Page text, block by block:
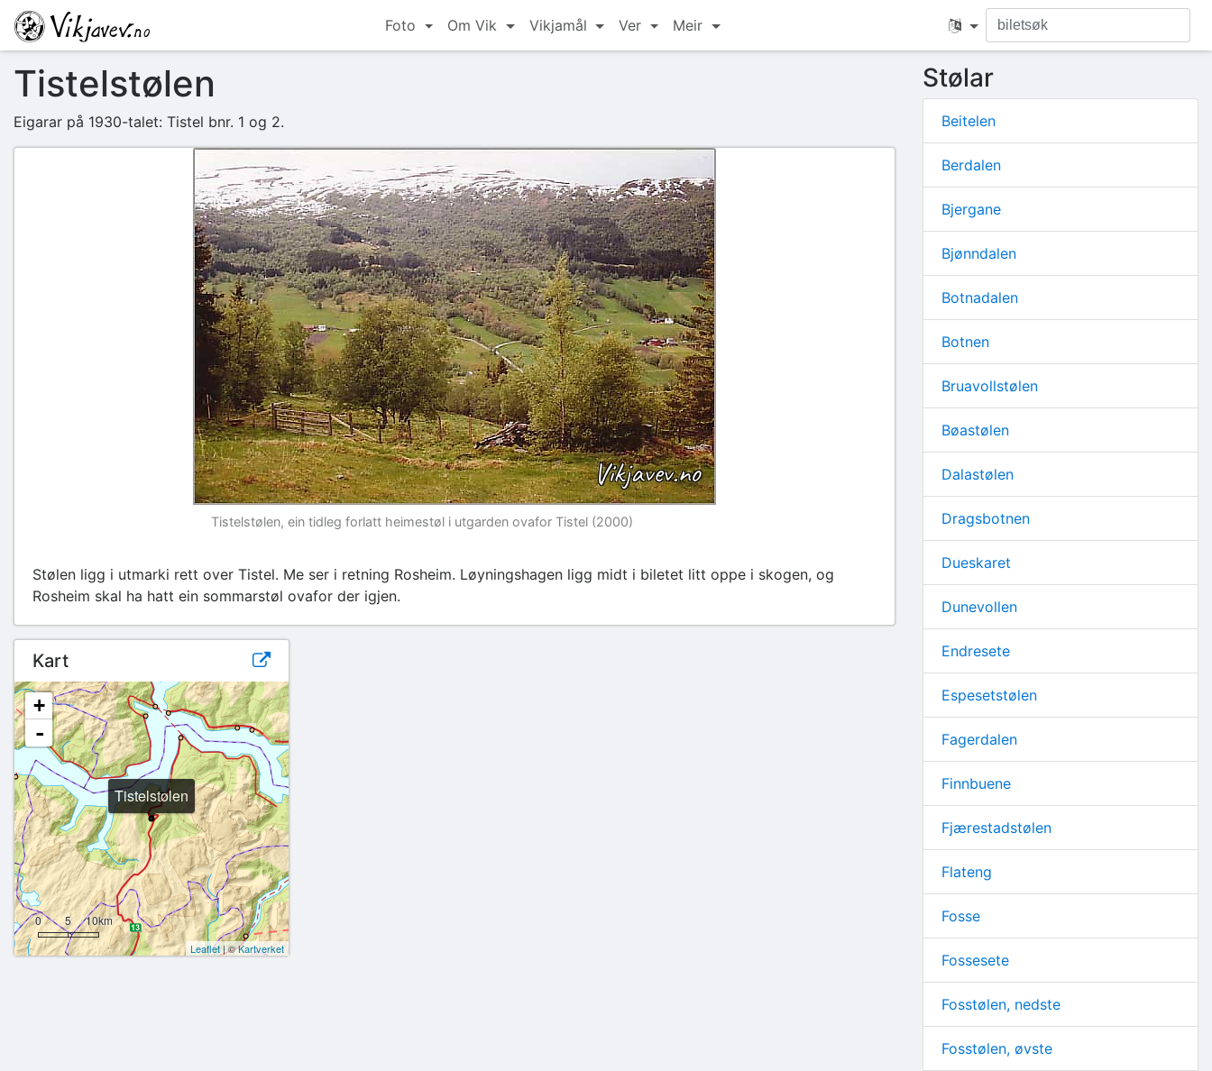
Foto Om Vik Vikjamål Ver Meir
Tistelstølen
Eigarar på 1930-talet: Tistel bnr. 1 og 2.
Tistelstølen, ein tidleg forlatt heimestøl i utgarden ovafor Tistel (2000)
Stølen ligg i utmarki rett over Tistel. Me ser i retning Rosheim. Løyningshagen ligg midt i biletet litt oppe i skogen, og
Rosheim skal ha hatt ein sommarstøl ovafor der igjen.
Kart
Tistelstølen
+
-
5
0 10km
Leaflet| ©Kartverket
Stølar
Beitelen
Berdalen
Bjergane
Bjønndalen
Botnadalen
Botnen
Bruavollstølen
Bøastølen
Dalastølen
Dragsbotnen
Dueskaret
Dunevollen
Endresete
Espesetstølen
Fagerdalen
Finnbuene
Fjærestadstølen
Flateng
Fosse
Fossesete
Fosstølen, nedste
Fosstølen, øvste